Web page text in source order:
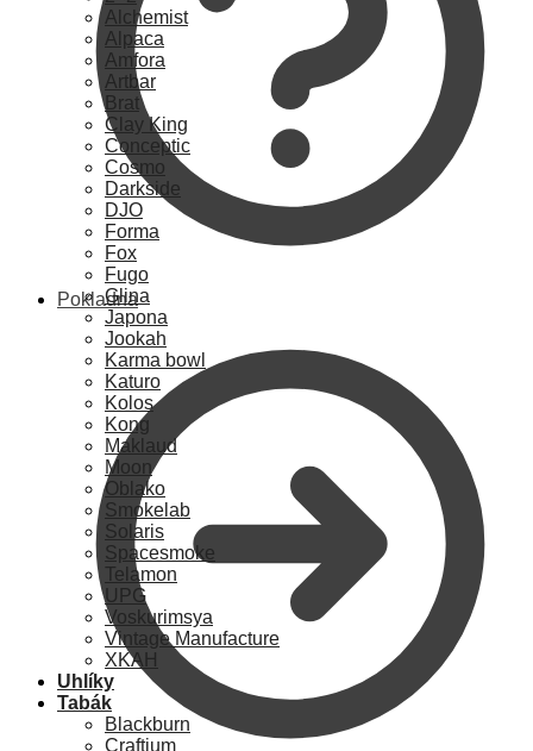
Pokladna
Alchemist
Alpaca
Amfora
Artbar
Brat
Clay King
Conceptic
Cosmo
Darkside
DJO
Forma
Fox
Fugo
Glina
Japona
Jookah
Karma bowl
Katuro
Kolos
Kong
Maklaud
Moon
Oblako
Smokelab
Solaris
Spacesmoke
Telamon
UPG
Voskurimsya
Vintage Manufacture
XKAH
Uhlíky
Tabák
Blackburn
Craftium